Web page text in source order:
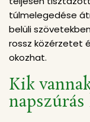
túlmelegedése
belüli
rossz közérzetet
okozhat.
Kik
napszúrás